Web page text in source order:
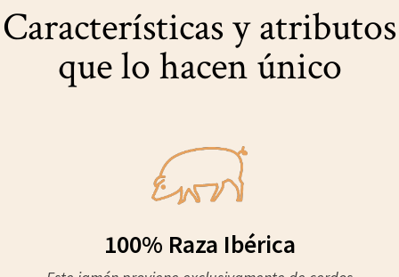
Características y atributos
que lo hacen único
100% Raza Ibérica